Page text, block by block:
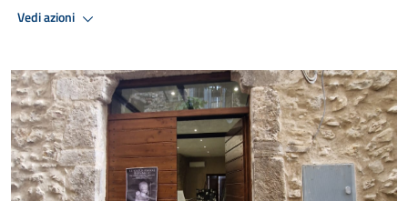
Vedi azioni